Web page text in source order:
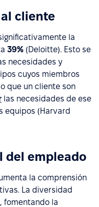
cliente
la
39% (Deloitte). Esto se
necesidades y
cuyos miembros
que un cliente son
las necesidades de ese
equipos (Harvard
del empleado
la comprensión
La diversidad
fomentando la